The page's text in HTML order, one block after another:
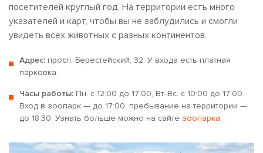
посетителей круглый год. На территории есть много
указателей и карт, чтобы вы не заблудились и смогли
увидеть всех животных с разных континентов.
Адрес: просп. Берестейский, 32. У входа есть платная
парковка.
Часы работы: Пн. с 12:00 до 17:00, Вт.-Вс. с 10:00 до 17:00.
Вход в зоопарк — до 17:00, пребывание на территории —
до 18:30. Узнать больше можно на сайте зоопарка.